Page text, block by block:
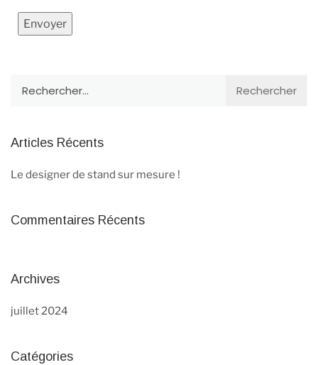
Articles Récents
Le designer de stand sur mesure !
Commentaires Récents
Archives
juillet 2024
Catégories